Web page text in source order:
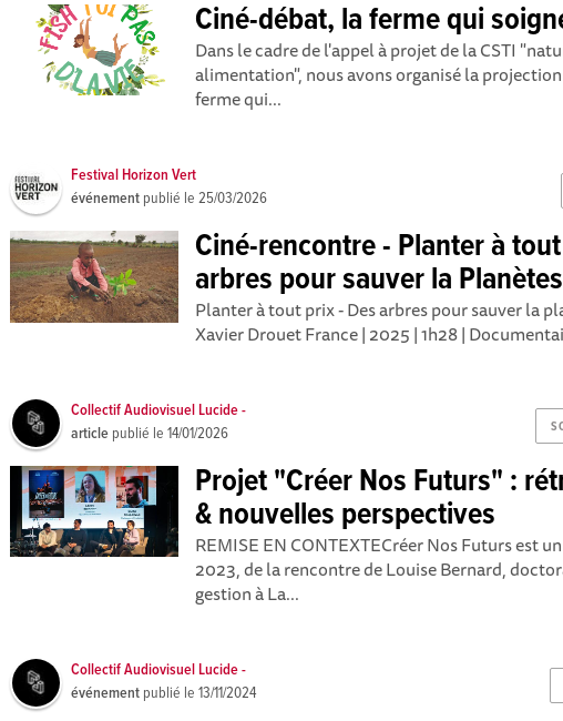
Ciné-débat, la ferme qui
Dans le cadre de l'appel à projet de la CSTI
alimentation", nous avons organisé la
ferme qui...
Festival Horizon Vert
événement publié le25/03/2026
Ciné-rencontre - Planter à
arbres pour sauver la Planètes
Planter à tout prix - Des arbres pour sauver la
Xavier Drouet France | 2025 | 1h28 |
Collectif Audiovisuel Lucide -
article publié le14/01/2026
Projet "Créer Nos Futurs" :
& nouvelles perspectives
REMISE EN CONTEXTE Créer Nos Futurs est
2023, de la rencontre de Louise Bernard,
gestion à La...
Collectif Audiovisuel Lucide -
événement publié le13/11/2024